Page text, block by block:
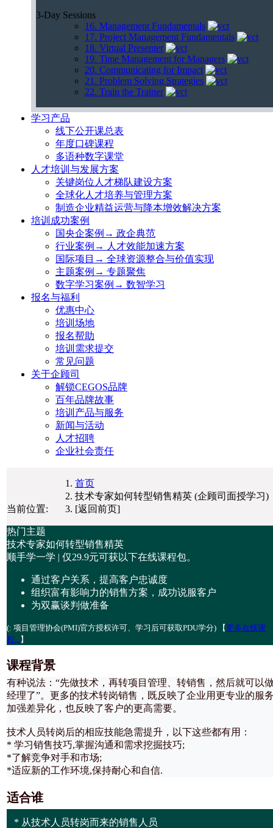
3-Day Sessions
16. Management Fundamentals
17. Project Management Fundamentals
18. Virtual Presenter
19. Time Management for Managers
20. Communicating for Impact
21. Problem Solving Strategies
22. Train the Trainer
学习产品
线下公开课总表
年度口碑课程
多语种数字课堂
人才培训与发展方案
关键岗位人才梯队建设方案
全球化人才培养与管理方案
制造企业精益运营与降本增效解决方案
培训成功案例
国央企案例→ 政企典范
行业案例→ 人才效能加速方案
国际项目→ 全球资源整合与价值实现
主题案例→ 专题聚焦
数字学习案例→ 数智学习
报名与福利
优惠中心
培训场地
报名帮助
培训需求提交
常见问题
关于企顾司
解锁CEGOS品牌
百年品牌故事
培训产品与服务
新闻与活动
人才招聘
企业社会责任
当前位置:
首页
技术专家如何转型销售精英 (企顾司面授学习)
[返回前页]
热门主题
技术专家如何转型销售精英
顺手学一学 | 仅29.9元可获以下在线课程包。
通过客户关系，提高客户忠诚度
组织富有影响力的销售方案，成功说服客户
为双赢谈判做准备
(: 项目管理协会(PMI)官方授权许可、学习后可获取PDU学分) 【更多在线课
程...】
课程背景
有种说法：“先做技术，再转项目管理、转销售，然后就可以
经理了”。更多的技术转岗销售，既反映了企业用更专业的服
加强差异化，也反映了客户的更高需要。
技术人员转岗后的相应技能急需提升，以下这些都有用：
* 学习销售技巧,掌握沟通和需求挖掘技巧;
*了解竞争对手和市场;
*适应新的工作环境,保持耐心和自信.
适合谁
* 从技术人员转岗而来的销售人员